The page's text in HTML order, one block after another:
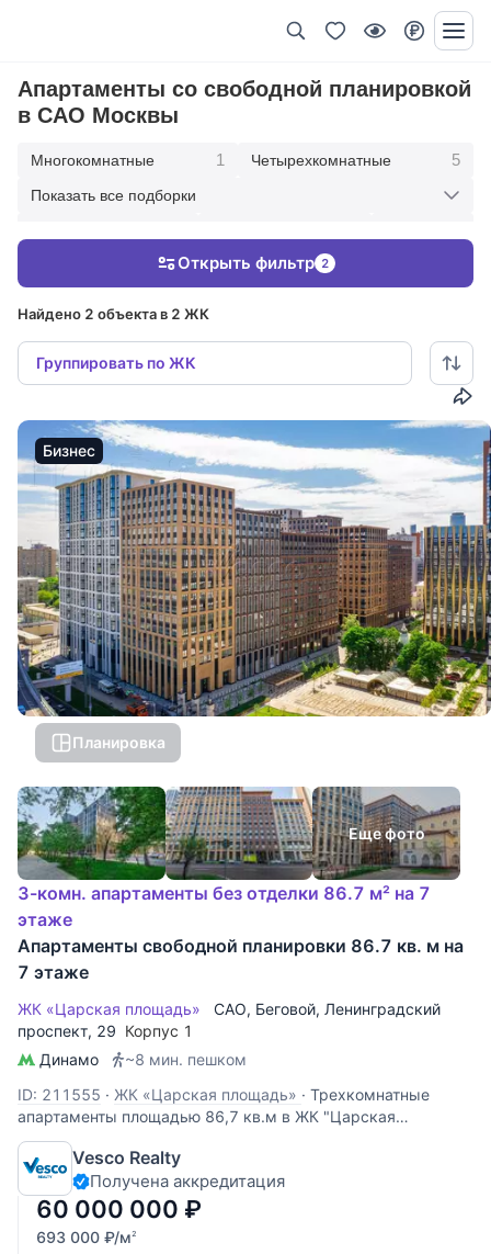
Апартаменты со свободной планировкой
в САО Москвы
Многокомнатные 1 Четырехкомнатные 5
В современном стиле
Показать все подборки
Найдено 2 объекта в 2 ЖК
Группировать по ЖК
Открыть фильтр 2
Бизнес
Планировка
Еще фото
3-комн. апартаменты без отделки 86.7 м² на 7
этаже
Апартаменты свободной планировки 86.7 кв. м на
7 этаже
ЖК «Царская площадь» САО, Беговой, Ленинградский
проспект, 29 Корпус 1
Динамо
~8 мин. пешком
ID: 211555 · ЖК «Царская площадь» · Трехкомнатные
апартаменты площадью 86,7 кв.м в ЖК "Царская
площадь". Апартаменты без отделки, свободной
планировки находятся на 7 этаже, корпус 3. Возможная
планировка: кухня-гостиная, две спальни, два санузла.
Есть лоджия. Окна ориентированы на
Vesco Realty
Получена аккредитация
60 000 000 ₽
693 000 ₽/м2